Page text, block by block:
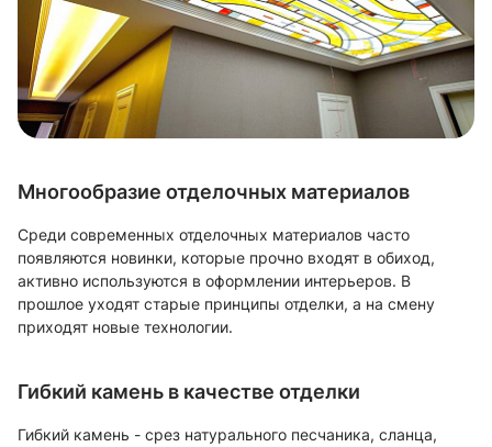
Многообразие отделочных материалов
Среди современных отделочных материалов часто
появляются новинки, которые прочно входят в обиход,
активно используются в оформлении интерьеров. В
прошлое уходят старые принципы отделки, а на смену
приходят новые технологии.
Гибкий камень в качестве отделки
Гибкий камень - срез натурального песчаника, сланца,